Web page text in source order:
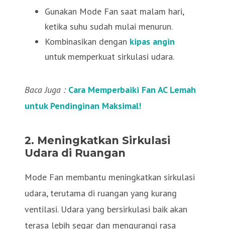
Gunakan Mode Fan saat malam hari,
ketika suhu sudah mulai menurun.
Kombinasikan dengan kipas angin
untuk memperkuat sirkulasi udara.
Baca Juga : Cara Memperbaiki Fan AC Lemah
untuk Pendinginan Maksimal!
2. Meningkatkan Sirkulasi
Udara di Ruangan
Mode Fan membantu meningkatkan sirkulasi
udara, terutama di ruangan yang kurang
ventilasi. Udara yang bersirkulasi baik akan
terasa lebih segar dan mengurangi rasa